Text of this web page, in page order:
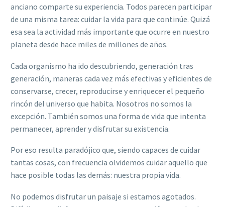
anciano comparte su experiencia. Todos parecen participar
de una misma tarea: cuidar la vida para que continúe. Quizá
esa sea la actividad más importante que ocurre en nuestro
planeta desde hace miles de millones de años.
Cada organismo ha ido descubriendo, generación tras
generación, maneras cada vez más efectivas y eficientes de
conservarse, crecer, reproducirse y enriquecer el pequeño
rincón del universo que habita. Nosotros no somos la
excepción. También somos una forma de vida que intenta
permanecer, aprender y disfrutar su existencia.
Por eso resulta paradójico que, siendo capaces de cuidar
tantas cosas, con frecuencia olvidemos cuidar aquello que
hace posible todas las demás: nuestra propia vida.
No podemos disfrutar un paisaje si estamos agotados.